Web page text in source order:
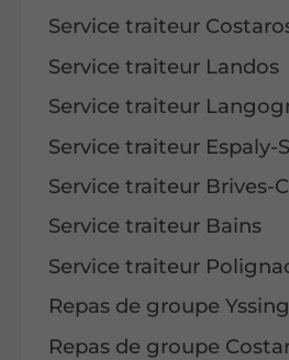
Service traiteur
Service traiteur Landos
Service traiteur
Service traiteur Espaly-
Service traiteur Brives-
Service traiteur Bains
Service traiteur
Repas de groupe
Repas de groupe